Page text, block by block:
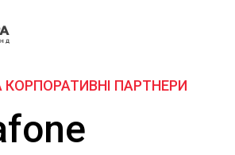
ПАРТНЕРИ